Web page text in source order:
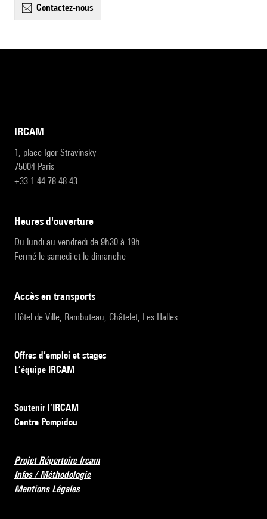
contactez-nous
IRCAM
1, place Igor-Stravinsky
75004 Paris
+33 1 44 78 48 43
heures d'ouverture
Du lundi au vendredi de 9h30 à 19h
Fermé le samedi et le dimanche
accès en transports
Hôtel de Ville, Rambuteau, Châtelet, Les Halles
Offres d’emploi et stages
L’équipe IRCAM
Soutenir l’IRCAM
Centre Pompidou
Projet Répertoire Ircam
Infos / Méthodologie
Mentions Légales